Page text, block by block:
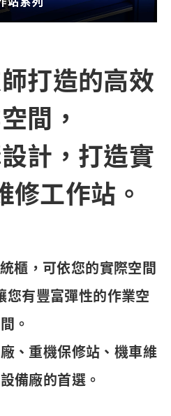
打造的高效
間，
計，打造實
修工作站。
櫃，可依您的實際空間
您有豐富彈性的作業空
間。
、重機保修站、機車維
設備廠的首選。